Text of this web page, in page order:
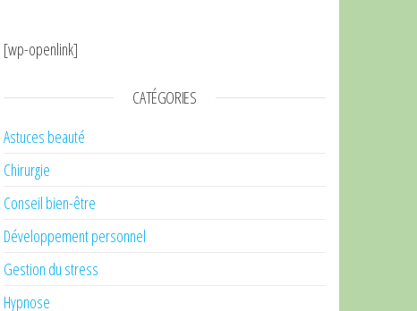
[wp-openlink]
CATÉGORIES
Astuces beauté
Chirurgie
Conseil bien-être
Développement personnel
Gestion du stress
Hypnose